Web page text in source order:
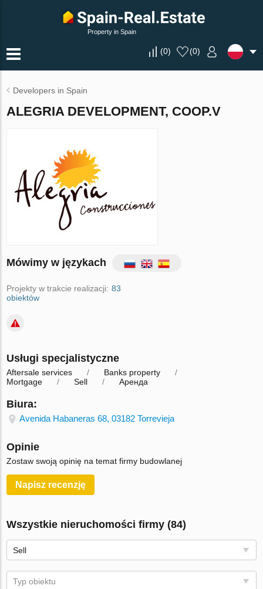
Property in Spain
(0) (0)
Developers in Spain
ALEGRIA DEVELOPMENT, COOP.V
Mówimy w językach
Projekty w trakcie realizacji: 83
obiektów
Usługi specjalistyczne
Aftersale services
Banks property
Mortgage
Sell Аренда
Biura:
Avenida Habaneras 68, 03182 Torrevieja
Opinie
Zostaw swoją opinię na temat firmy budowlanej
Napisz recenzję
Wszystkie nieruchomości firmy (84)
Sell
Typ obiektu